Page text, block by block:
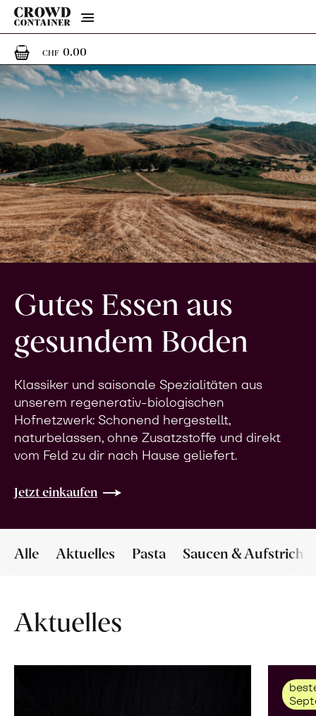
Menu
CHF 0.000 Artikel im Warenkorb
Gutes Essen aus
gesundem Boden
Klassiker und saisonale Spezialitäten aus
unserem regenerativ-biologischen
Hofnetzwerk: Schonend hergestellt,
naturbelassen, ohne Zusatzstoffe und direkt
vom Feld zu dir nach Hause geliefert.
Jetzt einkaufen
Alle Aktuelles Pasta Saucen & Aufstriche
Aktuelles